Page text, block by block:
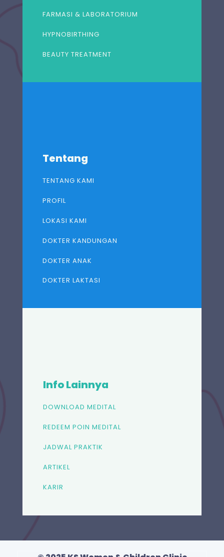
FARMASI & LABORATORIUM
HYPNOBIRTHING
BEAUTY TREATMENT
Tentang
TENTANG KAMI
PROFIL
LOKASI KAMI
DOKTER KANDUNGAN
DOKTER ANAK
DOKTER LAKTASI
Info Lainnya
DOWNLOAD MEDITAL
REDEEM POIN MEDITAL
JADWAL PRAKTIK
ARTIKEL
KARIR